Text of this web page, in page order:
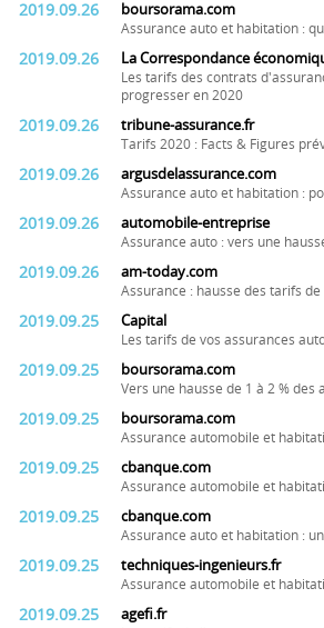
2019.09.26 boursorama.com
Assurance auto et habitation :
2019.09.26 La Correspondance
Les tarifs des contrats
progresser en 2020
2019.09.26 tribune-assurance.fr
Tarifs 2020 : Facts & Figures
2019.09.26 argusdelassurance.com
Assurance auto et habitation :
2019.09.26 automobile-entreprise
Assurance auto : vers une
2019.09.26 am-today.com
Assurance : hausse des tarifs de
2019.09.25 Capital
Les tarifs de vos assurances
2019.09.25 boursorama.com
Vers une hausse de 1 à 2 %
2019.09.25 boursorama.com
Assurance automobile et
2019.09.25 cbanque.com
Assurance automobile et
2019.09.25 cbanque.com
Assurance auto et habitation :
2019.09.25 techniques-ingenieurs.fr
Assurance automobile et
2019.09.25 agefi.fr